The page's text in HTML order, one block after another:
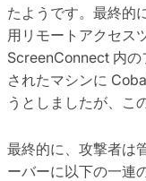
たようです。最終的
用リモートアクセス
ScreenConnect 内
されたマシンに
うとしましたが、こ
最終的に、攻撃者は
ーバーに以下の一連